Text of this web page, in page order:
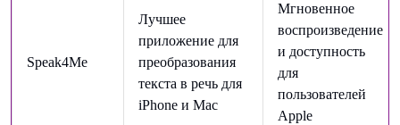
Speak4Me
Лучшее
приложение для
преобразования
текста в речь для
iPhone и Mac
Мгновенное
воспроизведение
и доступность
для
пользователей
Apple